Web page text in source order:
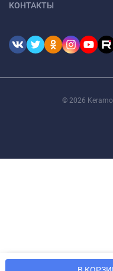
КОНТАКТЫ
© 2026
Мы используем файлы